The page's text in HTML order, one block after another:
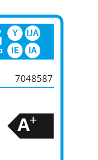
7048587
A+